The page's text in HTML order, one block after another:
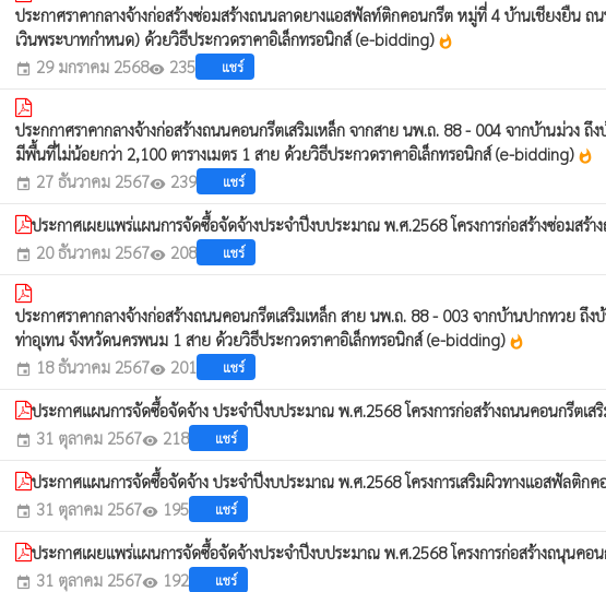
ประกาศราคากลางจ้างก่อสร้างซ่อมสร้างถนนลาดยางแอสฟัลท์ติกคอนกรีต หมู่ที่ 4 บ้านเชียงยืน
เวินพระบาทกำหนด) ด้วยวิธีประกวดราคาอิเล็กทรอนิกส์ (e-bidding) whatshot
event 29 มกราคม 2568visibility 235 แชร์
ประกกาศราคากลางจ้างก่อสร้างถนนคอนกรีตเสริมเหล็ก จากสาย นพ.ถ. 88 - 004 จากบ้านม่วง
มีพื้นที่ไม่น้อยกว่า 2,100 ตารางเมตร 1 สาย ด้วยวิธีประกวดราคาอิเล็กทรอนิกส์ (e-bidding) whatshot
event 27 ธันวาคม 2567visibility 239 แชร์
ประกาศเผยแพร่แผนการจัดซื้อจัดจ้างประจำปีงบประมาณ พ.ศ.2568 โครงการก่อสร้างซ่อม
event 20 ธันวาคม 2567visibility 208 แชร์
ประกาศราคากลางจ้างก่อสร้างถนนคอนกรีตเสริมเหล็ก สาย นพ.ถ. 88 - 003 จากบ้านปากทวย
ท่าอุเทน จังหวัดนครพนม 1 สาย ด้วยวิธีประกวดราคาอิเล็กทรอนิกส์ (e-bidding) whatshot
event 18 ธันวาคม 2567visibility 201 แชร์
ประกาศแผนการจัดซื้อจัดจ้าง ประจำปีงบประมาณ พ.ศ.2568 โครงการก่อสร้างถนนคอนกรีตเ
event 31 ตุลาคม 2567visibility 218 แชร์
ประกาศแผนการจัดซื้อจัดจ้าง ประจำปีงบประมาณ พ.ศ.2568 โครงการเสริมผิวทางแอสฟัลติ
event 31 ตุลาคม 2567visibility 195 แชร์
ประกาศเผยแพร่แผนการจัดซื้อจัดจ้างประจำปีงบประมาณ พ.ศ.2568 โครงการก่อสร้างถนุนค
event 31 ตุลาคม 2567visibility 192 แชร์